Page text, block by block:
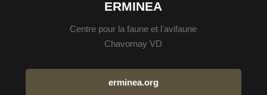
ERMINEA
Centre pour la faune et l'avifaune
Chavornay VD
erminea.org